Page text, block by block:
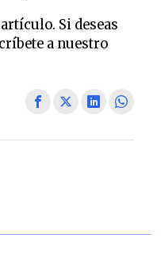
Si deseas
a nuestro